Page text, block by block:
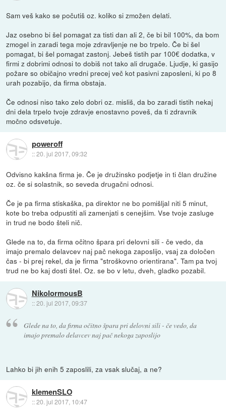
Sam veš kako se počutiš oz. koliko si zmožen delati.
Jaz osebno bi šel pomagat za tisti dan ali 2, če bi bil 100%, da bom
zmogel in zaradi tega moje zdravljenje ne bo trpelo. Če bi šel
pomagat, bi šel pomagat zastonj. Jebeš tistih par 100€ dodatka, v
firmi z dobrimi odnosi to dobiš not tako ali drugače. Ljudje, ki gasijo
požare so običajno vredni precej več kot pasivni zaposleni, ki po 8
urah pozabijo, da firma obstaja.
Če odnosi niso tako zelo dobri oz. misliš, da bo zaradi tistih nekaj
dni dela trpelo tvoje zdravje enostavno poveš, da ti zdravnik
močno odsvetuje.
poweroff
::20. jul 2017, 09:32
Odvisno kakšna firma je. Če je družinsko podjetje in ti član družine
oz. če si solastnik, so seveda drugačni odnosi.
Če je pa firma stiskaška, pa direktor ne bo pomišljal niti 5 minut,
kote bo treba odpustiti ali zamenjati s cenejšim. Vse tvoje zasluge
in trud ne bodo šteli nič.
Glede na to, da firma očitno špara pri delovni sili - če vedo, da
imajo premalo delavcev naj pač nekoga zaposlijo, vsaj za določen
čas - bi prej rekel, da je firma "stroškovno orientirana". Tam pa tvoj
trud ne bo kaj dosti štel. Oz. se bo v letu, dveh, gladko pozabil.
NikolormousB
::20. jul 2017, 09:37
Glede na to, da firma očitno špara pri delovni sili - če vedo, da
imajo premalo delavcev naj pač nekoga zaposlijo
Lahko bi jih enih 5 zaposlili, za vsak slučaj, a ne?
klemenSLO
::20. jul 2017, 10:47